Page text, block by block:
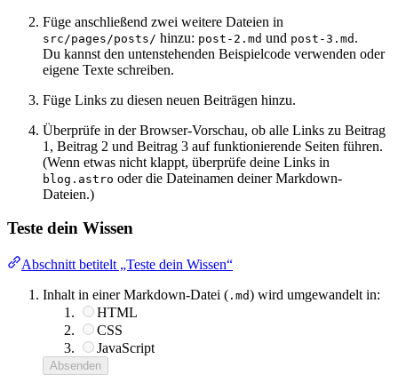
Füge anschließend zwei weitere Dateien in
src/pages/posts/ hinzu: post-2.md und post-3.md .
Du kannst den untenstehenden Beispielcode verwenden oder
eigene Texte schreiben.
Füge Links zu diesen neuen Beiträgen hinzu.
Überprüfe in der Browser-Vorschau, ob alle Links zu Beitrag
1, Beitrag 2 und Beitrag 3 auf funktionierende Seiten führen.
(Wenn etwas nicht klappt, überprüfe deine Links in
blog.astro oder die Dateinamen deiner Markdown-
Dateien.)
Teste dein Wissen
Abschnitt betitelt „Teste dein Wissen“
Inhalt in einer Markdown-Datei ( .md) wird umgewandelt in:
HTML
CSS
JavaScript
Absenden